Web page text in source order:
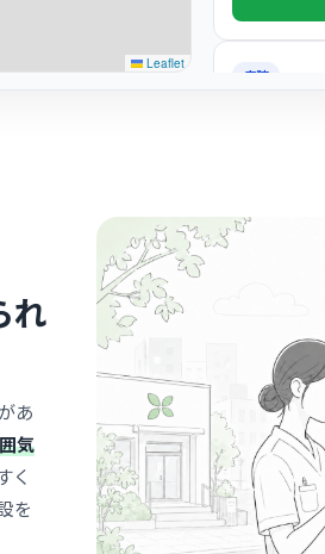
Leaflet
病院
「断らない
介護施設
介護付有
株式会社ピー
最寄り
河
診療科 介護
れ
あ
気
く
を